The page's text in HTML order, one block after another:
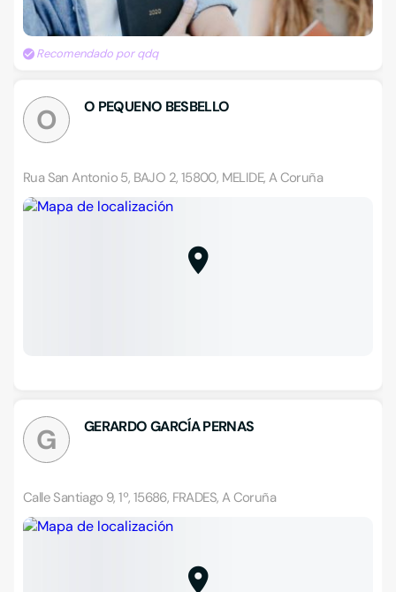
Recomendado por qdq
O O PEQUENO BESBELLO
Rua San Antonio 5, BAJO 2, 15800, MELIDE, A Coruña
G GERARDO GARCÍA PERNAS
Calle Santiago 9, 1º, 15686, FRADES, A Coruña